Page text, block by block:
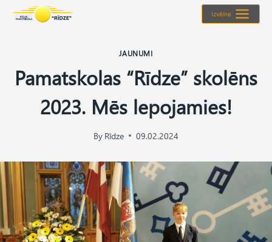
Izvēlne
JAUNUMI
Pamatskolas “Rīdze” skolēns
2023. Mēs lepojamies!
By Rīdze 09.02.2024